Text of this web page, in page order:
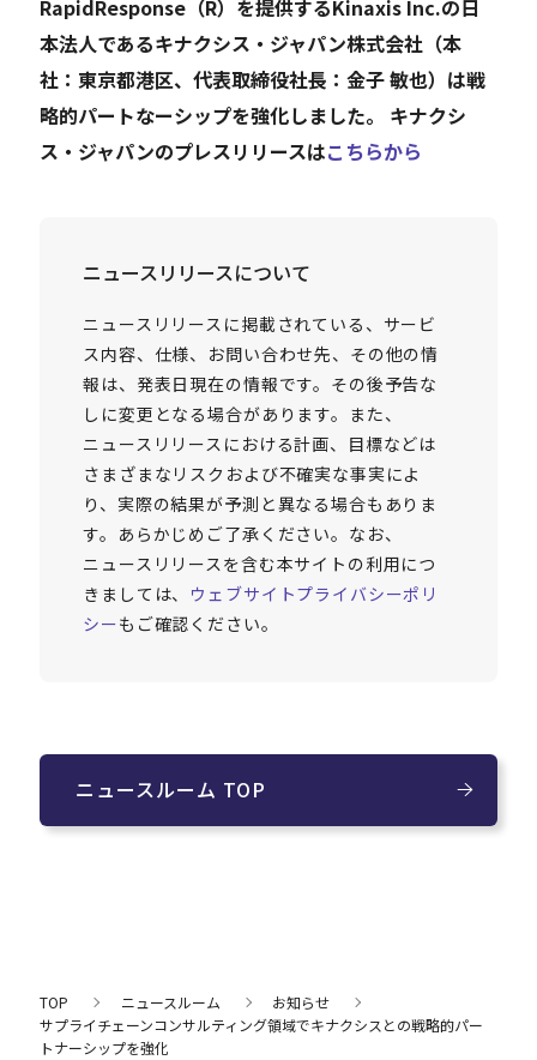
サイト内検索
RapidResponse（R）を提供するKinaxis Inc.の日
本法人であるキナクシス・ジャパン株式会社（本
社：東京都港区、代表取締役社長：金子 敏也）は戦
略的パートなーシップを強化しました。
キナクシ
ス・ジャパンのプレスリリースはこちらから
ニュースリリースについて
ニュースリリースに掲載されている、サービ
ス内容、仕様、お問い合わせ先、その他の情
報は、発表日現在の情報です。その後予告な
しに変更となる場合があります。また、
ニュースリリースにおける計画、目標などは
さまざまなリスクおよび不確実な事実によ
り、実際の結果が予測と異なる場合もありま
す。あらかじめご了承ください。なお、
ニュースリリースを含む本サイトの利用につ
きましては、 ウェブサイトプライバシーポリ
シーもご確認ください。
ニュースルーム TOP
TOP ニュースルーム
お知らせ
サプライチェーンコンサルティング領域でキナクシスとの戦略的パー
トナーシップを強化